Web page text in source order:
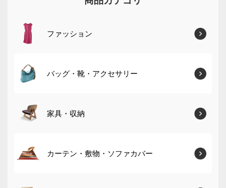
ファッション
バッグ・靴・アクセサリー
家具・収納
カーテン・敷物・ソファカバー